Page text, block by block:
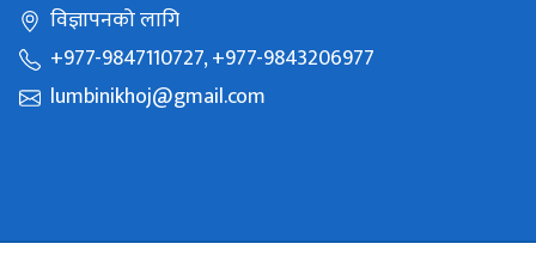
विज्ञापनको लागि
+977-9847110727, +977-9843206977
lumbinikhoj@gmail.com